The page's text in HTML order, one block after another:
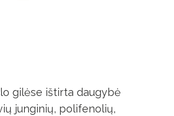
gilėse ištirta daugybė
junginių, polifenolių,